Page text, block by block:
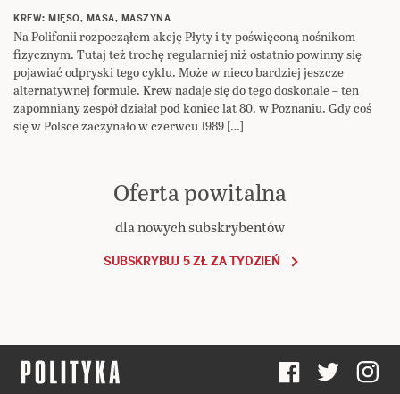
KREW: MIĘSO, MASA, MASZYNA
Na Polifonii rozpocząłem akcję Płyty i ty poświęconą nośnikom
fizycznym. Tutaj też trochę regularniej niż ostatnio powinny się
pojawiać odpryski tego cyklu. Może w nieco bardziej jeszcze
alternatywnej formule. Krew nadaje się do tego doskonale – ten
zapomniany zespół działał pod koniec lat 80. w Poznaniu. Gdy coś
się w Polsce zaczynało w czerwcu 1989 […]
Oferta powitalna
dla nowych subskrybentów
SUBSKRYBUJ 5 ZŁ ZA TYDZIEŃ